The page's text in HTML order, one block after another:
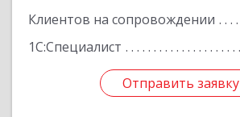
Клиентов на сопровождении
1С:Специалист
Отправить заявку
Отправить заявку